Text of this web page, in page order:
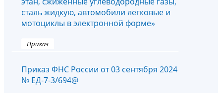
сталь жидкую, автомобили легковые и
мотоциклы в электронной форме»
Приказ
Приказ ФНС России от 03 сентября 2024
№ ЕД-7-3/694@